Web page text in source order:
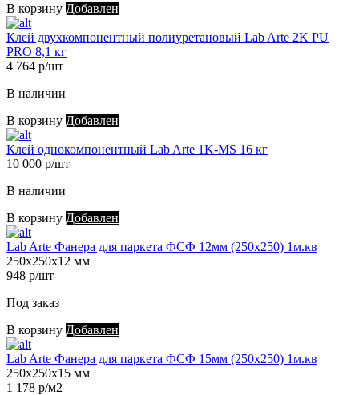
В корзину Добавлен
Клей двухкомпонентный полиуретановый Lab Arte 2K PU
PRO 8,1 кг
4 764 р/шт
В наличии
В корзину Добавлен
Клей однокомпонентный Lab Arte 1K-MS 16 кг
10 000 р/шт
В наличии
В корзину Добавлен
Lab Arte Фанера для паркета ФСФ 12мм (250х250) 1м.кв
250х250х12 мм
948 р/шт
Под заказ
В корзину Добавлен
Lab Arte Фанера для паркета ФСФ 15мм (250х250) 1м.кв
250х250х15 мм
1 178 р/м2